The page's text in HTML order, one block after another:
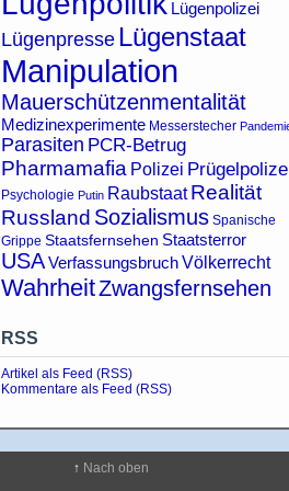
Lügenpolizei
Lügenpresse Lügenstaat
Manipulation
Mauerschützenmentalität
Medizinexperimente Messerstecher
Parasiten PCR-Betrug
Pharmamafia Polizei
Psychologie Putin Raubstaat Realität
Russland Sozialismus Spanische
Grippe Staatsfernsehen Staatsterror
USAVerfassungsbruchVölkerrecht
WahrheitZwangsfernsehen
RSS
Artikel als Feed (RSS)
Kommentare als Feed (RSS)
↑ Nach oben